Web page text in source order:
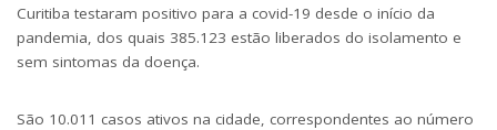
Curitiba testaram positivo para a covid-19 desde o início da
pandemia, dos quais 385.123 estão liberados do isolamento e
sem sintomas da doença.
São 10.011 casos ativos na cidade, correspondentes ao número